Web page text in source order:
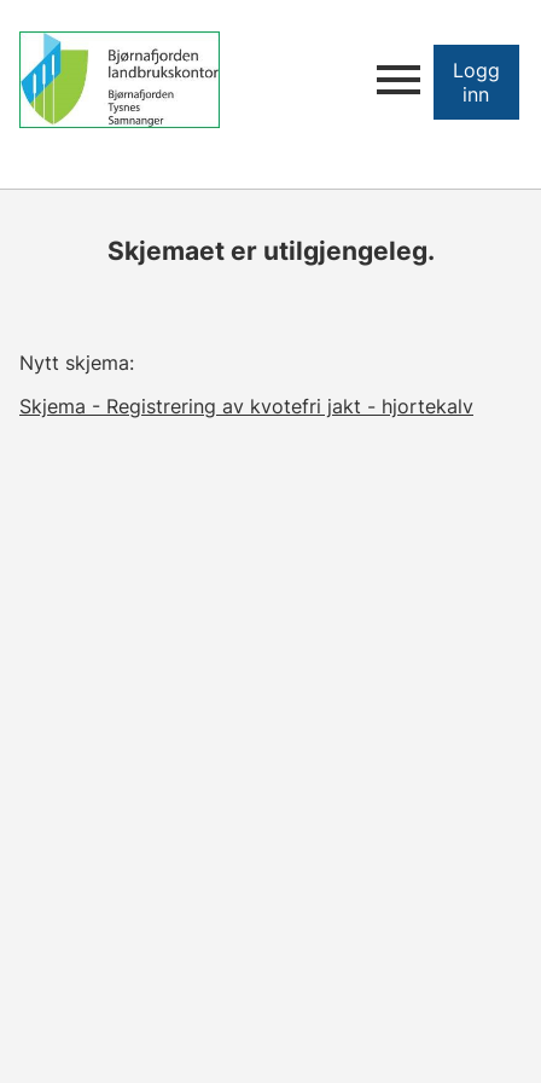
Logg
inn
Skjemaet er utilgjengeleg.
Nytt skjema:
Skjema - Registrering av kvotefri jakt - hjortekalv